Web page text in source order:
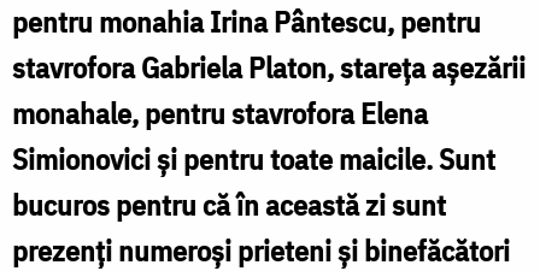
pentru monahia Irina Pântescu, pentru
stavrofora Gabriela Platon, stareța așezării
monahale, pentru stavrofora Elena
Simionovici și pentru toate maicile. Sunt
bucuros pentru că în această zi sunt
prezenți numeroși prieteni și binefăcători